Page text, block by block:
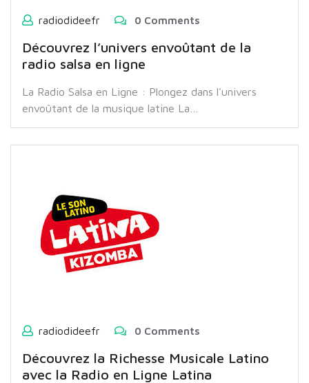
radiodideefr 0 Comments
Découvrez l’univers envoûtant de la
radio salsa en ligne
La Radio Salsa en Ligne : Plongez dans l'univers
envoûtant de la musique latine La…
radiodideefr 0 Comments
Découvrez la Richesse Musicale Latino
avec la Radio en Ligne Latina